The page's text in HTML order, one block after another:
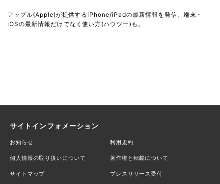
アップル(Apple)が提供するiPhone/iPadの最新情報を発信。端末・
iOSの最新情報だけでなく使い方(ハウツー)も。
サイトインフォメーション
お知らせ 利用規約
個人情報の取り扱いについて 著作権と転載について
サイトマップ プレスリリース受付